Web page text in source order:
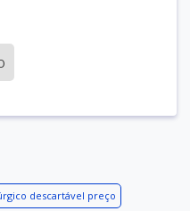
descartável preço